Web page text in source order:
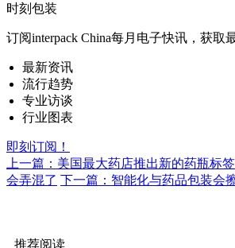
时刻包装
订阅interpack China每月电子快讯，获取
最新资讯
流行趋势
专业访谈
行业图表
即刻订阅！
上一篇：美国最大药店推出新的药瓶标
会弄混了 下一篇：智能化与药品包装会
推荐阅读